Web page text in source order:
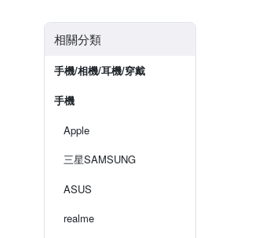
相關分類
手機/相機/耳機/穿戴
手機
Apple
三星SAMSUNG
ASUS
realme